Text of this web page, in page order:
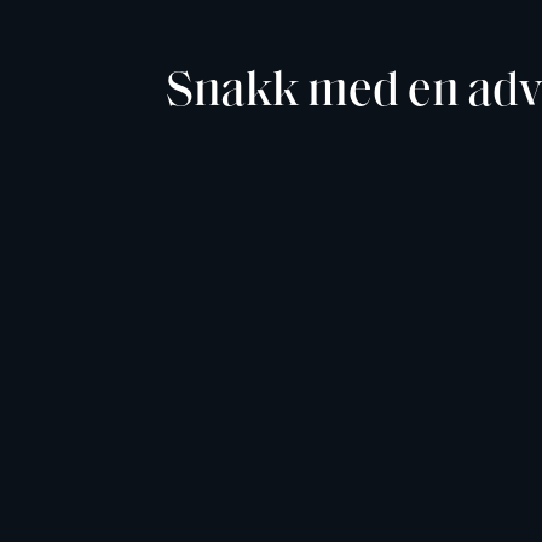
Snakk med en